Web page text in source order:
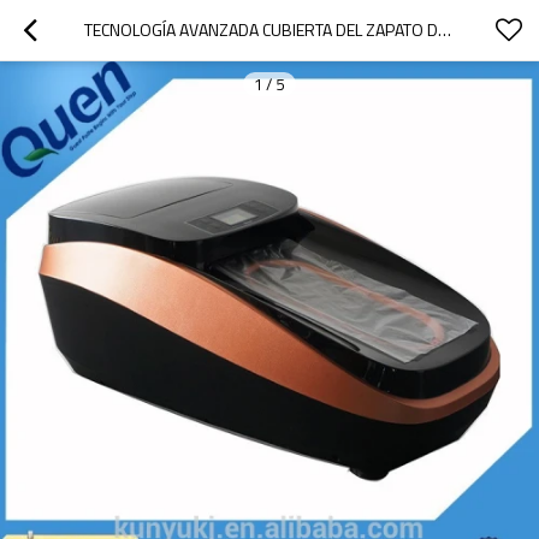
TECNOLOGÍA AVANZADA CUBIERTA DEL ZAPATO DEL ZAPATO DISPENSADOR DE LA CUBIERTA PARA EL HOGAR
1/5